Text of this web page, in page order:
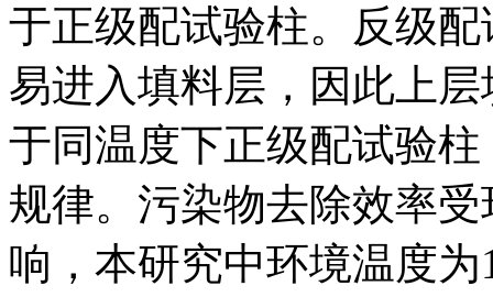
于正级配试验柱。反级
易进入填料层，因此上
于同温度下正级配试验
规律。污染物去除效率
响，本研究中环境温度